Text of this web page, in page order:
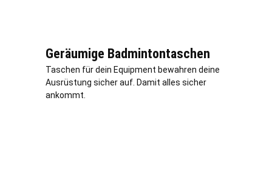
Geräumige Badmintontaschen
Taschen für dein Equipment bewahren deine
Ausrüstung sicher auf. Damit alles sicher
ankommt.